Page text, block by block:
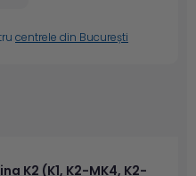
centrele din București
K2 (K1, K2-MK4, K2-